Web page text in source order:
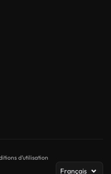
d’utilisation
Français